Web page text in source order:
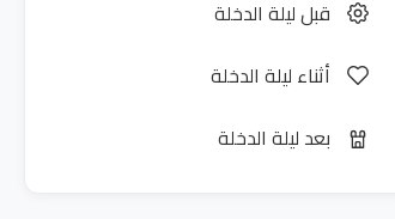
قبل ليلة الدخلة
أثناء ليلة الدخلة
بعد ليلة الدخلة